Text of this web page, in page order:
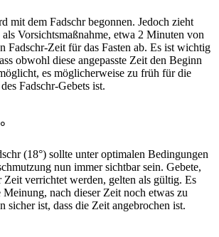
mit dem Fadschr begonnen. Jedoch zieht
Vorsichtsmaßnahme, etwa 2 Minuten von
Fadschr-Zeit für das Fasten ab. Es ist wichtig
obwohl diese angepasste Zeit den Beginn
es möglicherweise zu früh für die
Fadschr-Gebets ist.
(18°) sollte unter optimalen Bedingungen
nun immer sichtbar sein. Gebete,
Zeit verrichtet werden, gelten als gültig. Es
nach dieser Zeit noch etwas zu
sicher ist, dass die Zeit angebrochen ist.